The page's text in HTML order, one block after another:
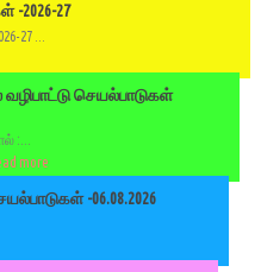
-2026-27
27 ...
செயல்பாடுகள்
:...
more
-06.08.2026